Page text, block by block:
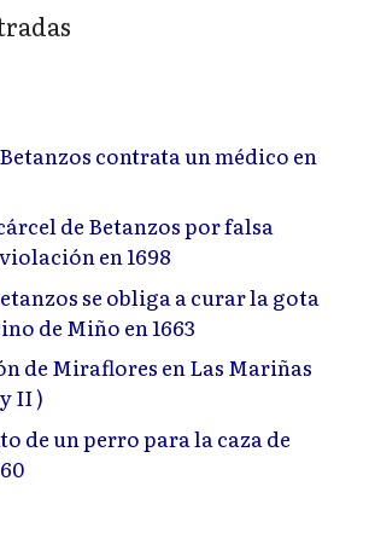
contrata un médico en
de Betanzos por falsa
en 1698
se obliga a curar la gota
de Miño en 1663
de Miraflores en Las Mariñas
II )
de un perro para la caza de